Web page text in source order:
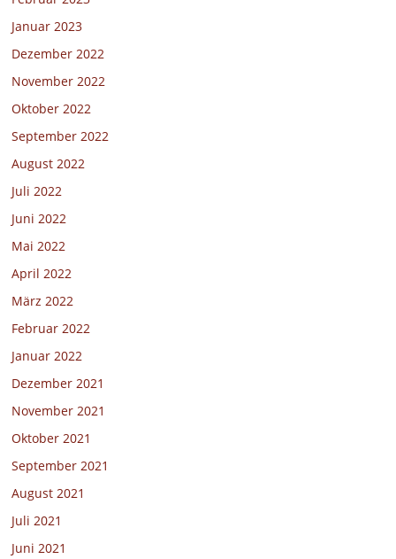
Januar 2023
Dezember 2022
November 2022
Oktober 2022
September 2022
August 2022
Juli 2022
Juni 2022
Mai 2022
April 2022
März 2022
Februar 2022
Januar 2022
Dezember 2021
November 2021
Oktober 2021
September 2021
August 2021
Juli 2021
Juni 2021